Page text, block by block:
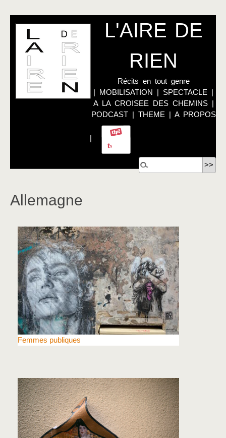
L'AIRE DE
RIEN
Récits en tout genre
| MOBILISATION | SPECTACLE |
A LA CROISEE DES CHEMINS|
PODCAST| THEME | A PROPOS
|
Allemagne
Femmes publiques